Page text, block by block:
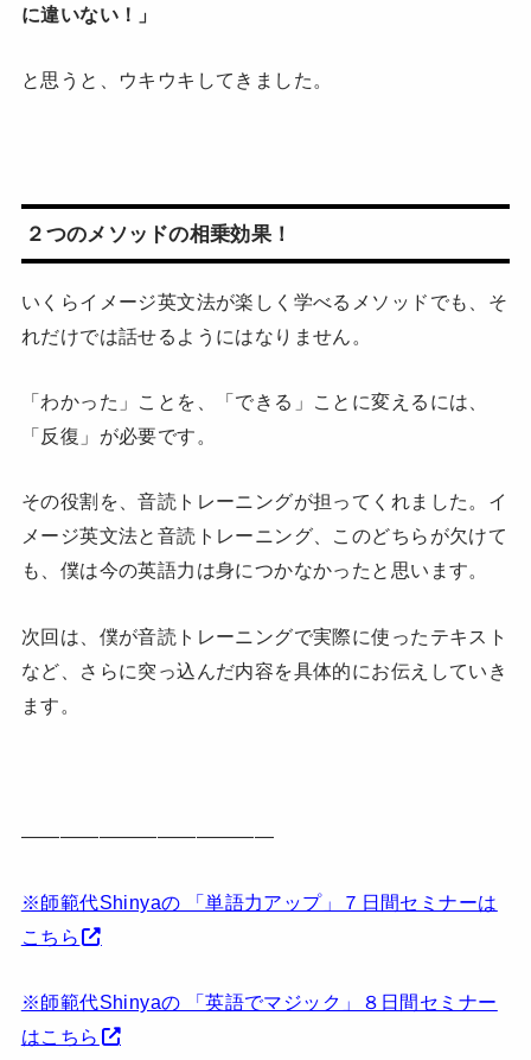
に違いない！」
と思うと、ウキウキしてきました。
２つのメソッドの相乗効果！
いくらイメージ英文法が楽しく学べるメソッドでも、そ
れだけでは話せるようにはなりません。
「わかった」ことを、「できる」ことに変えるには、
「反復」が必要です。
その役割を、音読トレーニングが担ってくれました。イ
メージ英文法と音読トレーニング、このどちらが欠けて
も、僕は今の英語力は身につかなかったと思います。
次回は、僕が音読トレーニングで実際に使ったテキスト
など、さらに突っ込んだ内容を具体的にお伝えしていき
ます。
—————————————
※師範代Shinyaの 「単語力アップ」７日間セミナーは
こちら
※師範代Shinyaの 「英語でマジック」８日間セミナー
はこちら